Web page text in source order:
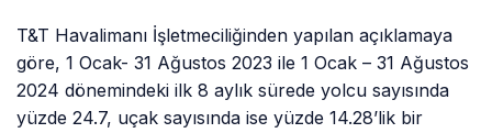
T&T Havalimanı İşletmeciliğinden yapılan açıklamaya
göre, 1 Ocak- 31 Ağustos 2023 ile 1 Ocak – 31 Ağustos
2024 dönemindeki ilk 8 aylık sürede yolcu sayısında
yüzde 24.7, uçak sayısında ise yüzde 14.28’lik bir